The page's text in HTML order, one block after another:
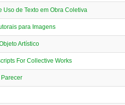
de Texto em Obra Coletiva
para Imagens
Artístico
For Collective Works